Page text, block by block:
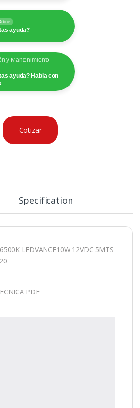
ayuda?
y Mantenimiento
ayuda? Habla con
Cotizar
Specification
LEDVANCE10W 12VDC 5MTS
PDF